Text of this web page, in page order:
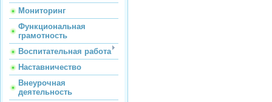
Мониторинг
Функциональная
грамотность
Воспитательная работа
Наставничество
Внеурочная
деятельность